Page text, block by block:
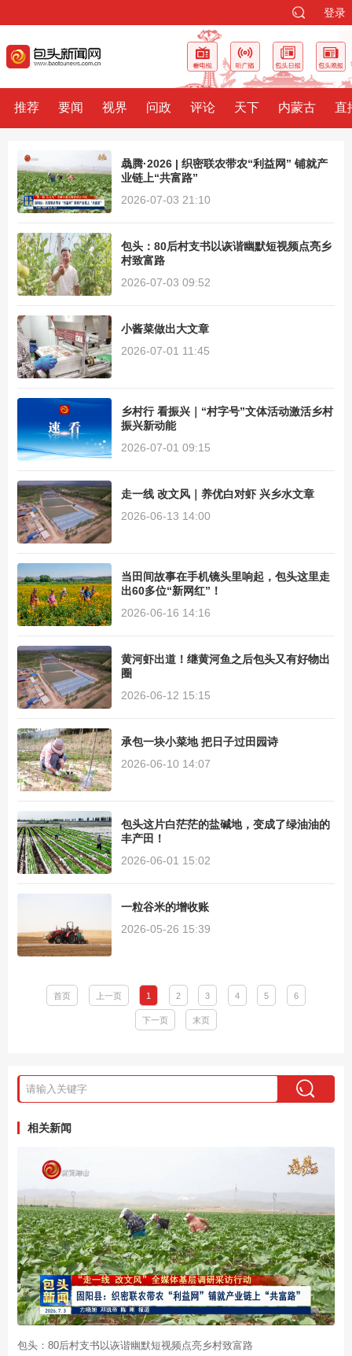
登录
推荐 要闻 视界 问政 评论 天下 内蒙古 直
骉腾·2026 | 织密联农带农“利益网” 铺就产
业链上“共富路”
2026-07-03 21:10
包头：80后村支书以诙谐幽默短视频点亮乡
村致富路
2026-07-03 09:52
小酱菜做出大文章
2026-07-01 11:45
乡村行 看振兴｜“村字号”文体活动激活乡村
振兴新动能
2026-07-01 09:15
走一线 改文风｜养优白对虾 兴乡水文章
2026-06-13 14:00
当田间故事在手机镜头里响起，包头这里走
出60多位“新网红”！
2026-06-16 14:16
黄河虾出道！继黄河鱼之后包头又有好物出
圈
2026-06-12 15:15
承包一块小菜地 把日子过田园诗
2026-06-10 14:07
包头这片白茫茫的盐碱地，变成了绿油油的
丰产田！
2026-06-01 15:02
一粒谷米的增收账
2026-05-26 15:39
首页 上一页 1 2 3 4 5 6
下一页 末页
相关新闻
包头：80后村支书以诙谐幽默短视频点亮乡村致富路